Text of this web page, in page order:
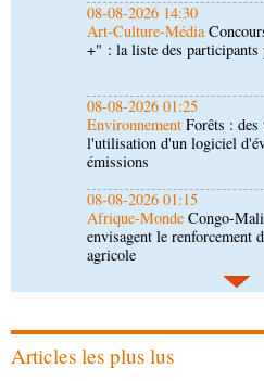
08-08-2026 01:25
EnvironnementForêts : des
l'utilisation d'un logiciel
08-08-2026 01:15
Afrique-MondeCongo-
envisagent le renforcement
agricole
08-08-2026 01:13
ÉconomieMarché boursier :
Congo officialise son
08-08-2026 01:00
République du Congo mise
Articles les plus lus